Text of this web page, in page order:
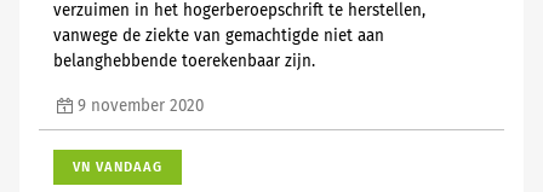
verzuimen in het hogerberoepschrift te herstellen,
vanwege de ziekte van gemachtigde niet aan
belanghebbende toerekenbaar zijn.
9 november 2020
VN VANDAAG